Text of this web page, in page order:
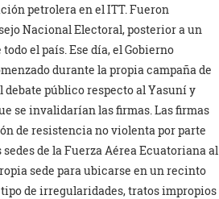
petrolera en el ITT. Fueron
Nacional Electoral, posterior a un
el país. Ese día, el Gobierno
durante la propia campaña de
público respecto al Yasuní y
se invalidarían las firmas. Las firmas
de resistencia no violenta por parte
de la Fuerza Aérea Ecuatoriana al
sede para ubicarse en un recinto
de irregularidades, tratos impropios